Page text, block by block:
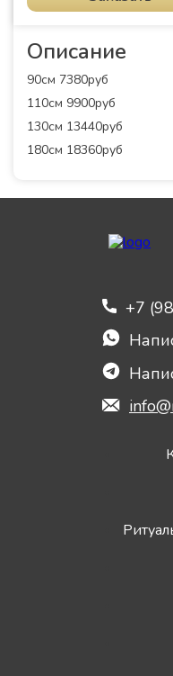
Описание
90см 7380руб
110см 9900руб
130см 13440руб
180см 18360руб
+7